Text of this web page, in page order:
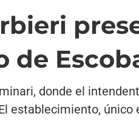
de
donde el
establecimiento,